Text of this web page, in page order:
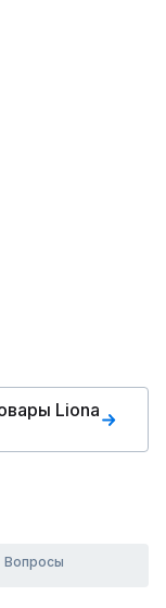
Liona
Вопросы